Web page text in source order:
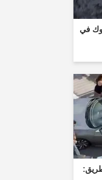
في